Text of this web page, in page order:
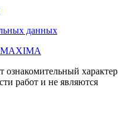
данных
ознакомительный характер
работ и не являются